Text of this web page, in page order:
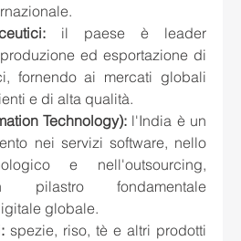
il paese è leader
ed esportazione di
fornendo ai mercati globali
e di alta qualità.
Technology): l'India è un
nei servizi software, nello
e nell'outsourcing,
pilastro fondamentale
globale.
spezie, riso, tè e altri prodotti